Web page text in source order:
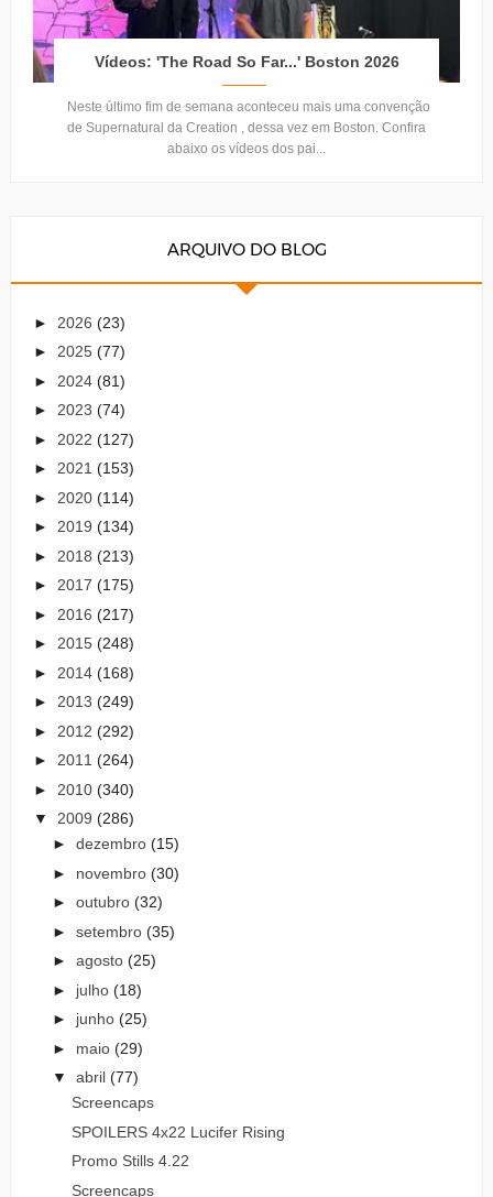
Vídeos: 'The Road So Far...' Boston 2026
Neste último fim de semana aconteceu mais uma convenção
de Supernatural da Creation , dessa vez em Boston. Confira
abaixo os vídeos dos pai...
ARQUIVO DO BLOG
► 2026 (23)
► 2025 (77)
► 2024 (81)
► 2023 (74)
► 2022 (127)
► 2021 (153)
► 2020 (114)
► 2019 (134)
► 2018 (213)
► 2017 (175)
► 2016 (217)
► 2015 (248)
► 2014 (168)
► 2013 (249)
► 2012 (292)
► 2011 (264)
► 2010 (340)
▼ 2009 (286)
► dezembro (15)
► novembro (30)
► outubro (32)
► setembro (35)
► agosto (25)
► julho (18)
► junho (25)
► maio (29)
▼ abril (77)
Screencaps
SPOILERS 4x22 Lucifer Rising
Promo Stills 4.22
Screencaps